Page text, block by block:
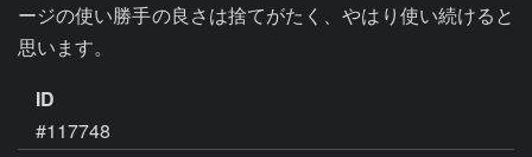
ージの使い勝手の良さは捨てがたく、やはり使い続けると
思います。
ID
#117748